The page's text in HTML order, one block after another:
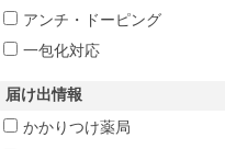
アンチ・ドーピング
一包化対応
届け出情報
かかりつけ薬局